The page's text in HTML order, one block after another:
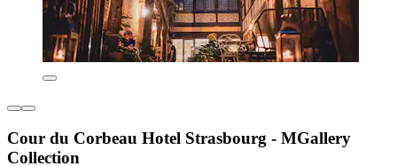
Cour du Corbeau Hotel Strasbourg - MGallery
Collection